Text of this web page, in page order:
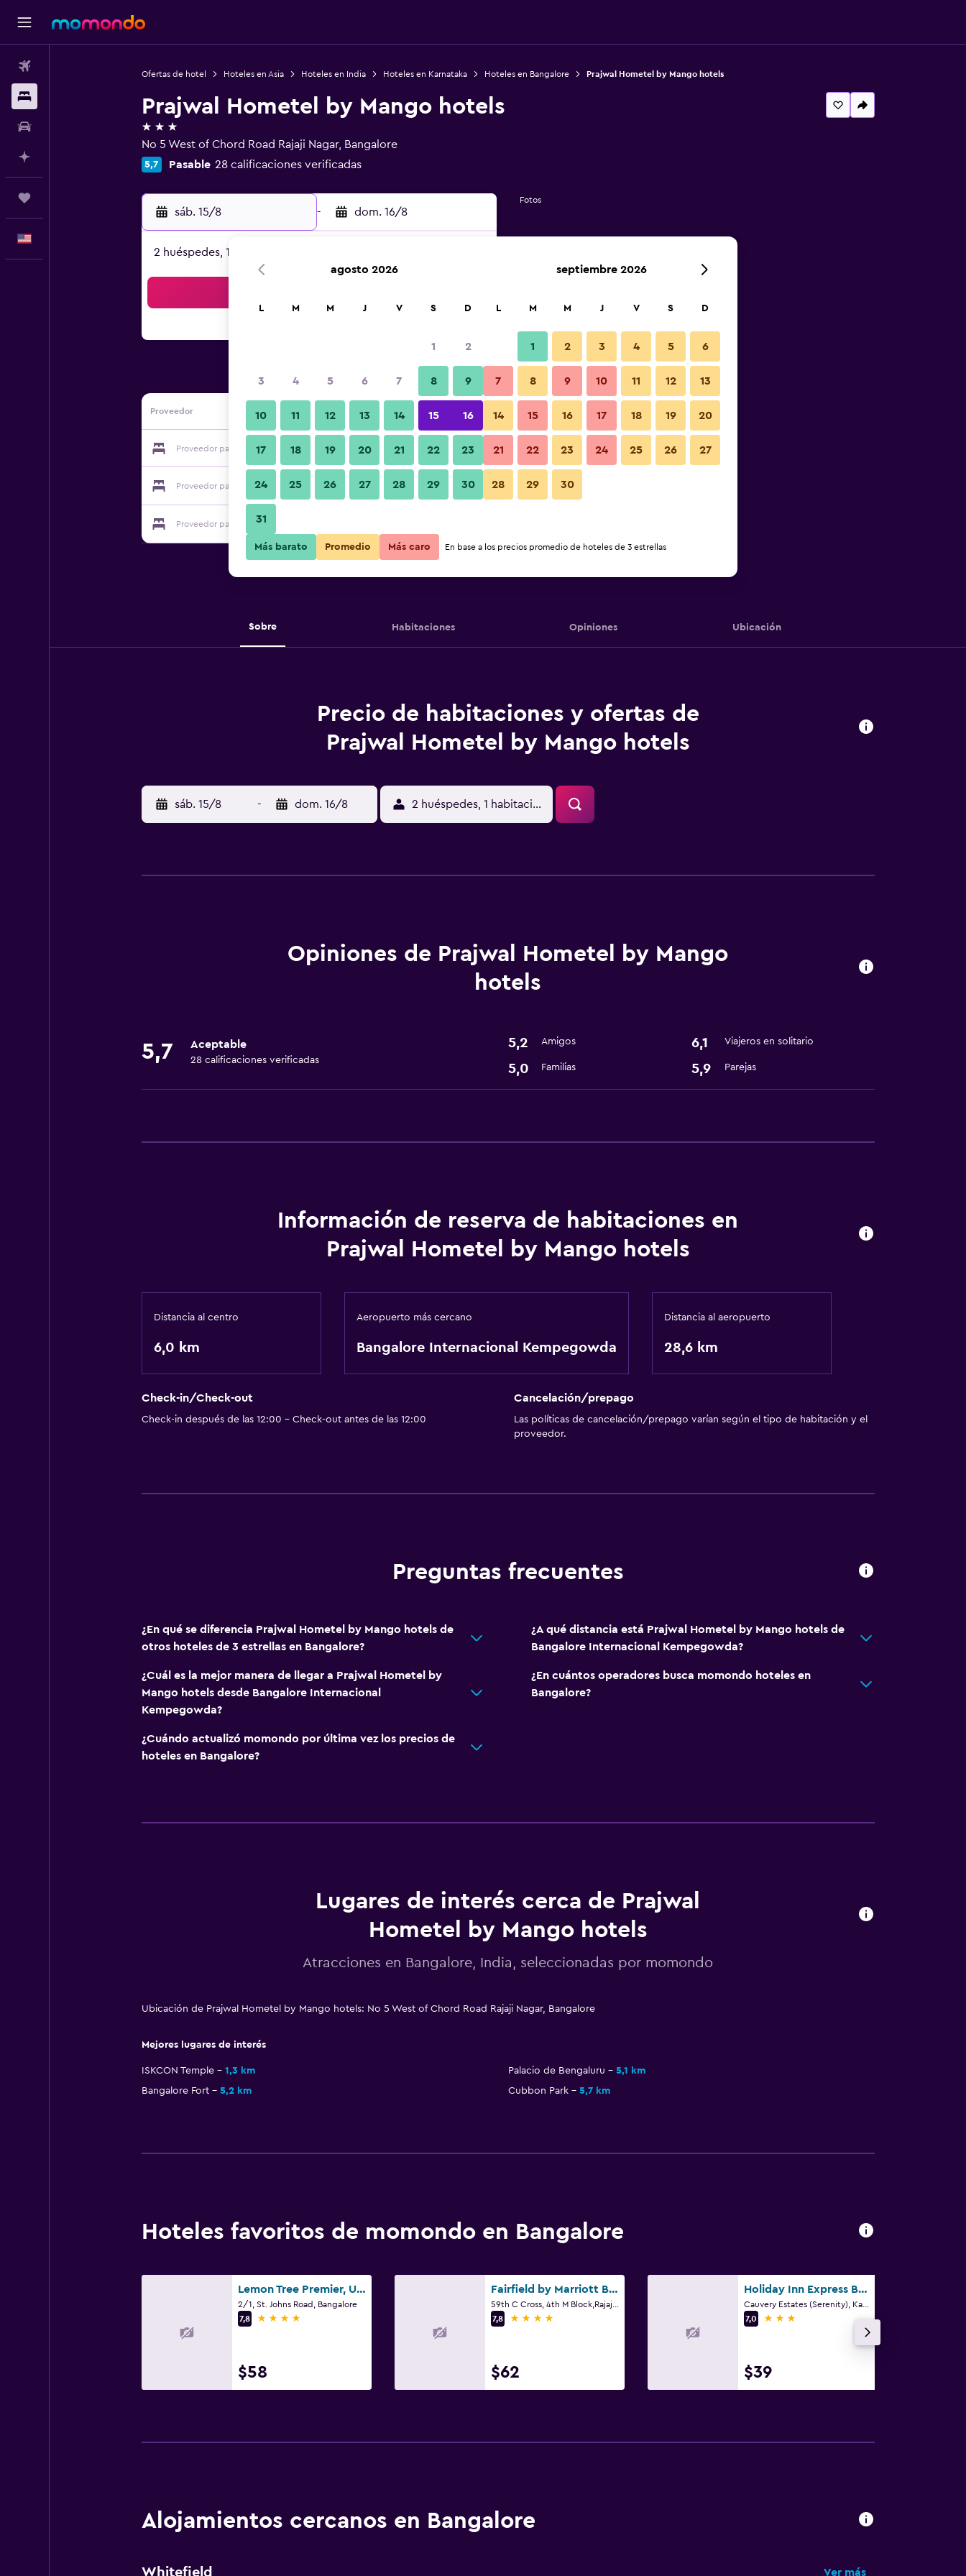
Ofertas de hotel Hoteles en Asia Hoteles en India Hoteles en Karnataka Hoteles en Bangalore Prajwal Hometel by Mango hotels
Prajwal Hometel by Mango hotels
3 estrellas
No 5 West of Chord Road Rajaji Nagar, Bangalore
5,7 Pasable 28 calificaciones verificadas
sáb. 15/8 - dom. 16/8
2 huéspedes, 1 habitación
Proveedor
Proveedor para Prajwal Hometel by Mango hotels Ver precios
Proveedor para Prajwal Hometel by Mango hotels Ver precios
Proveedor para Prajwal Hometel by Mango hotels
Fotos
Sobre Habitaciones Opiniones Ubicación
Precio de habitaciones y ofertas de
Prajwal Hometel by Mango hotels
sáb. 15/8 - dom. 16/8 2 huéspedes, 1 habitación
Opiniones de Prajwal Hometel by Mango
hotels
5,7 Aceptable
28 calificaciones verificadas
5,2 Amigos 6,1 Viajeros en solitario
5,0 Familias 5,9 Parejas
Información de reserva de habitaciones en
Prajwal Hometel by Mango hotels
Distancia al centro
6,0 km
Aeropuerto más cercano
Bangalore Internacional Kempegowda
Distancia al aeropuerto
28,6 km
Check-in/Check-out
Check-in después de las 12:00 - Check-out antes de las 12:00
Cancelación/prepago
Las políticas de cancelación/prepago varían según el tipo de habitación y el
proveedor.
Preguntas frecuentes
¿En qué se diferencia Prajwal Hometel by Mango hotels de
otros hoteles de 3 estrellas en Bangalore?
¿A qué distancia está Prajwal Hometel by Mango hotels de
Bangalore Internacional Kempegowda?
¿Cuál es la mejor manera de llegar a Prajwal Hometel by
Mango hotels desde Bangalore Internacional
Kempegowda?
¿En cuántos operadores busca momondo hoteles en
Bangalore?
¿Cuándo actualizó momondo por última vez los precios de
hoteles en Bangalore?
Lugares de interés cerca de Prajwal
Hometel by Mango hotels
Atracciones en Bangalore, India, seleccionadas por momondo
Ubicación de Prajwal Hometel by Mango hotels: No 5 West of Chord Road Rajaji Nagar, Bangalore
Mejores lugares de interés
ISKCON Temple 1,3 km Palacio de Bengaluru
5,1 km
Bangalore Fort
5,2 km Cubbon Park 5,7 km
Hoteles favoritos de momondo en Bangalore
Lemon Tree Premier, Ulsoor Lake, Bangalore
2/1, St. Johns Road, Bangalore
7,8
4 estrellas
$58
Fairfield by Marriott Bengaluru Rajajinagar
7,8
4 estrellas
$62
Holiday Inn Express Bengaluru Yeshwantpur By IHG
Cauvery Estates (Serenity), Katha 10/1/1, Bangalore
7,0
3 estrellas
$39
Alojamientos cercanos en Bangalore
Whitefield Ver más
agosto 2026
L M M J V S D
1 2
3 4 5 6 7 8 9
10 11 12 13 14 15 16
17 18 19 20 21 22 23
24 25 26 27 28 29 30
31
septiembre 2026
L M M J V S D
1 2 3 4 5 6
7 8 9 10 11 12 13
14 15 16 17 18 19 20
21 22 23 24 25 26 27
28 29 30
Más barato Promedio Más caro En base a los precios promedio de hoteles de 3 estrellas